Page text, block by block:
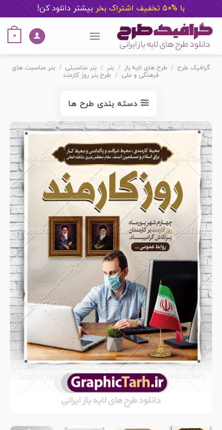
با %50 تخفیف اشتراک بخر بیشتر دانلود کن!
content
0
گرافیک طرح / طرح های لایه باز / بنر / بنر مناسبتی / بنر مناسبت های
فرهنگی و ملی / طرح بنر روز کارمند
دسته بندی طرح ها